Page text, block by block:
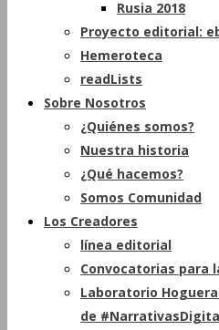
Rusia 2018
Proyecto editorial:
Hemeroteca
readLists
Sobre Nosotros
¿Quiénes somos?
Nuestra historia
¿Qué hacemos?
Somos Comunidad
Los Creadores
línea editorial
Convocatorias para
Laboratorio
de